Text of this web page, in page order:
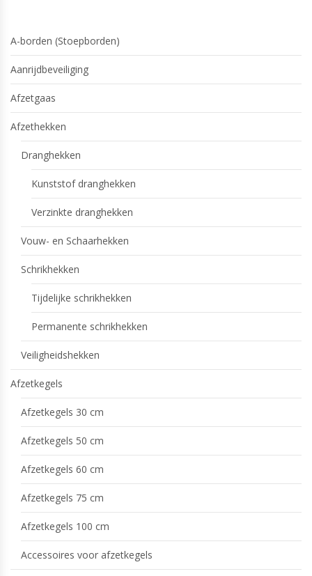
A-borden (Stoepborden)
Aanrijdbeveiliging
Afzetgaas
Afzethekken
Dranghekken
Kunststof dranghekken
Verzinkte dranghekken
Vouw- en Schaarhekken
Schrikhekken
Tijdelijke schrikhekken
Permanente schrikhekken
Veiligheidshekken
Afzetkegels
Afzetkegels 30 cm
Afzetkegels 50 cm
Afzetkegels 60 cm
Afzetkegels 75 cm
Afzetkegels 100 cm
Accessoires voor afzetkegels